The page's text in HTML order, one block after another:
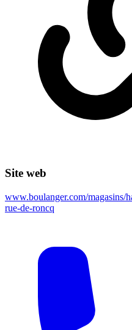
Site web
www.boulanger.com/magasins/
rue-de-roncq